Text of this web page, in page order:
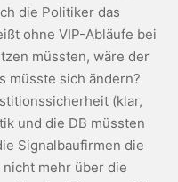
die Politiker das
ohne VIP-Abläufe bei
müssten, wäre der
müsste sich ändern?
(klar,
und die DB müssten
Signalbaufirmen die
mehr über die